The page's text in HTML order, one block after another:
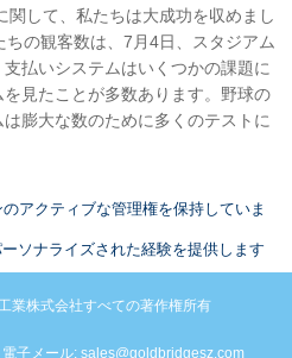
関して、私たちは大成功を収めまし
の観客数は、7月4日、スタジアム
払いシステムはいくつかの課題に
見たことが多数あります。野球の
膨大な数のために多くのテストに
アクティブな管理権を保持していま
ソナライズされた経験を提供します
業株式会社すべての著作権所有
子メール: sales@goldbridgesz.com